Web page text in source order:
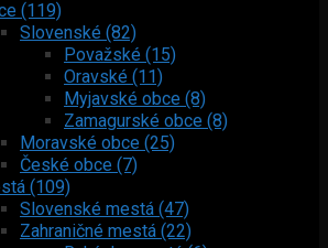
(119)
Slovenské (82)
Považské (15)
Oravské (11)
Myjavské obce (8)
Zamagurské obce (8)
Moravské obce (25)
České obce (7)
(109)
Slovenské mestá (47)
Zahraničné mestá (22)